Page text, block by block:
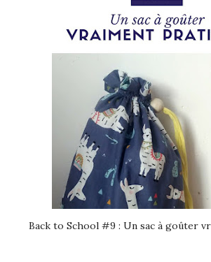
Back to School #9 : Un sac à goûter